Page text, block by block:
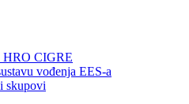
HRO CIGRE
vođenja EES-a
skupovi